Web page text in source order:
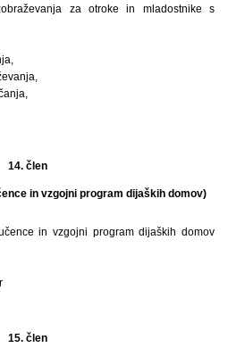
za otroke in mladostnike s
14. člen
in vzgojni program dijaških domov)
in vzgojni program dijaških domov
15. člen